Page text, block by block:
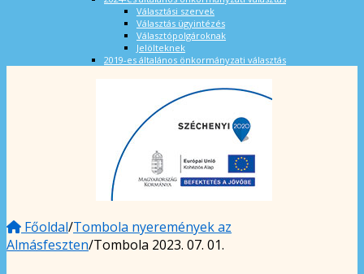
Választási szervek
Választás ügyintézés
Választópolgároknak
Jelölteknek
2019-es általános önkormányzati választás
Főoldal/Tombola nyeremények az
Almásfeszten/Tombola 2023. 07. 01.